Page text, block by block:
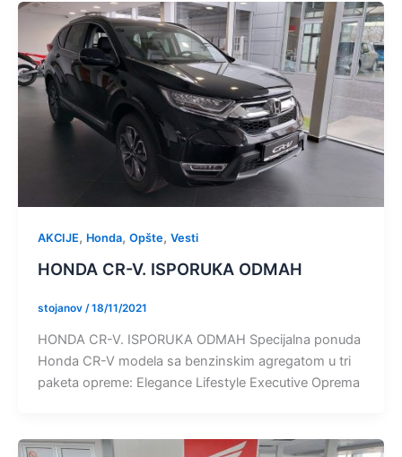
AKCIJE, Honda, Opšte, Vesti
HONDA CR-V. ISPORUKA ODMAH
stojanov /18/11/2021
HONDA CR-V. ISPORUKA ODMAH Specijalna ponuda
Honda CR-V modela sa benzinskim agregatom u tri
paketa opreme: Elegance Lifestyle Executive Oprema